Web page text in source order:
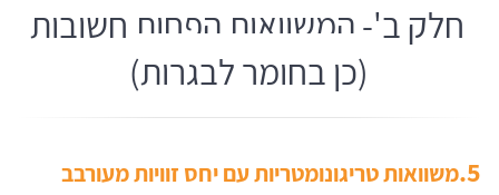
חלק ב'- המשוואות הפחות חשובות
(כן בחומר לבגרות)
5. משוואות טריגונומטריות עם יחס זוויות מעורבב